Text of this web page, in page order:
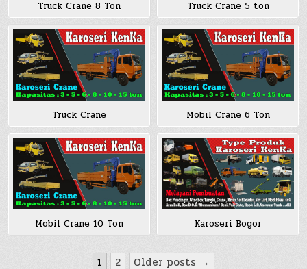
Truck Crane 8 Ton Truck Crane 5 ton
Truck Crane Mobil Crane 6 Ton
Mobil Crane 10 Ton Karoseri Bogor
1 2 Older posts →